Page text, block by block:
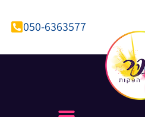
050-6363577